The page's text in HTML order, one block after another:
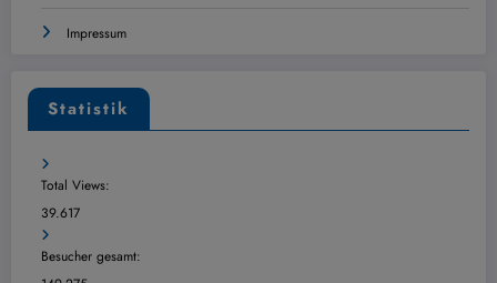
Impressum
Statistik
Total Views:
39.617
Besucher gesamt: